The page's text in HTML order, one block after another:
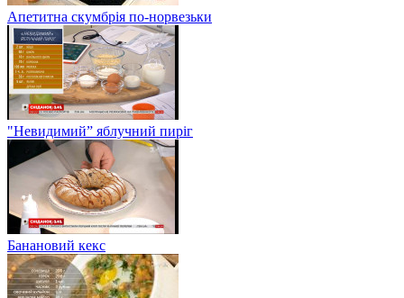
Апетитна скумбрія по-норвезьки
"Невидимий” яблучний пиріг
Банановий кекс